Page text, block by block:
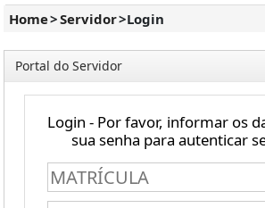
Home>Servidor>Login
Portal do Servidor
Login - Por favor, informar os
sua senha para autenticar